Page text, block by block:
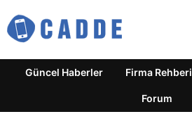
Güncel Haberler Firma Rehberi
Forum